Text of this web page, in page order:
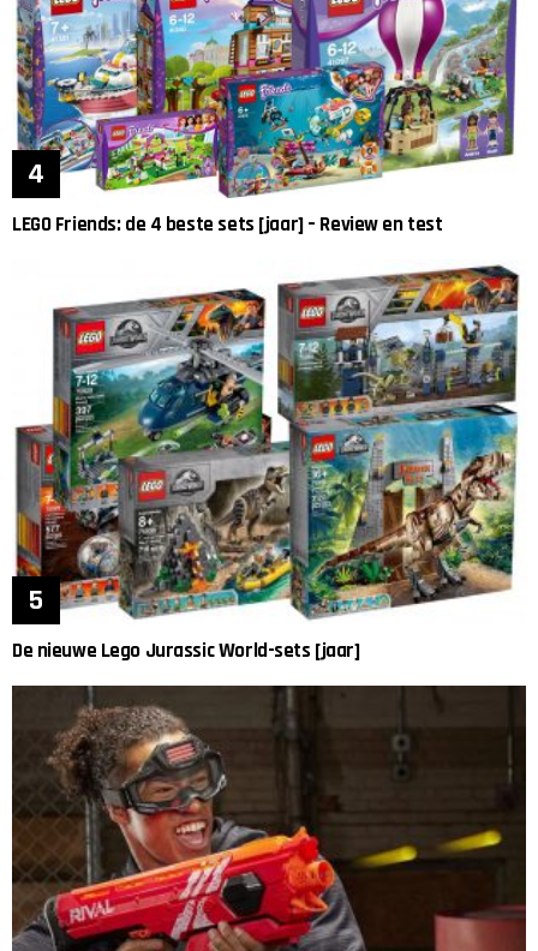
LEGO Friends: de 4 beste sets [jaar] – Review en test
De nieuwe Lego Jurassic World-sets [jaar]